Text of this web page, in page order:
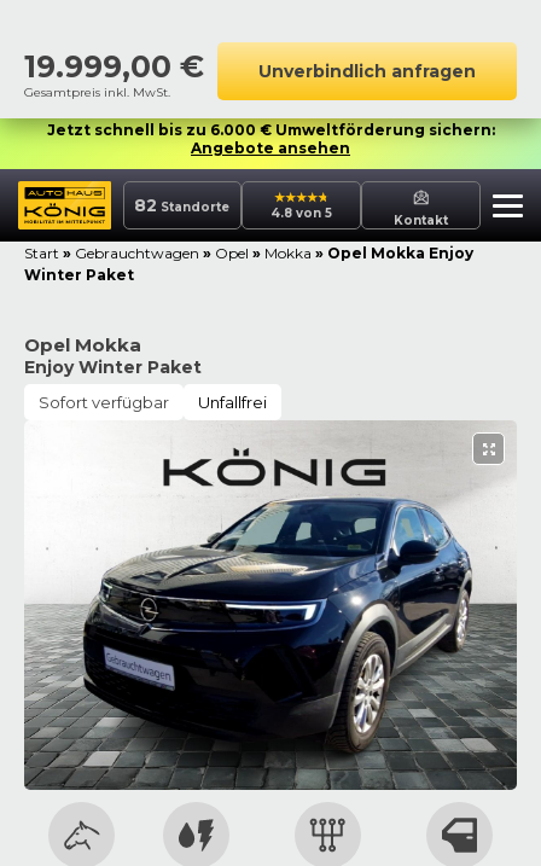
19.999,00 €
Gesamtpreis inkl. MwSt.
Unverbindlich anfragen
Jetzt schnell bis zu 6.000 € Umweltförderung sichern:
Angebote ansehen
82 Standorte 4.8 von 5 Kontakt
Start » Gebrauchtwagen » Opel » Mokka » Opel Mokka Enjoy
Winter Paket
Opel Mokka
Enjoy Winter Paket
Sofort verfügbar Unfallfrei